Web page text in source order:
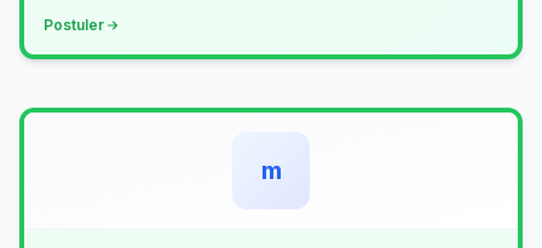
Postuler
m